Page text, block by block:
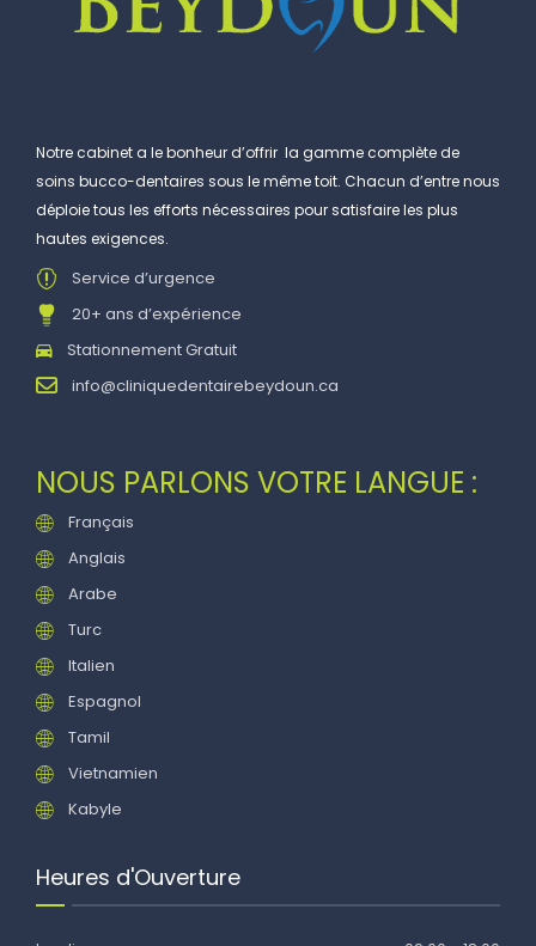
Notre cabinet a le bonheur d’offrir la gamme complète de
soins bucco-dentaires sous le même toit. Chacun d’entre nous
déploie tous les efforts nécessaires pour satisfaire les plus
hautes exigences.
Service d’urgence
20+ ans d’expérience
Stationnement Gratuit
info@cliniquedentairebeydoun.ca
NOUS PARLONS VOTRE LANGUE :
Français
Anglais
Arabe
Turc
Italien
Espagnol
Tamil
Vietnamien
Kabyle
Heures d'Ouverture